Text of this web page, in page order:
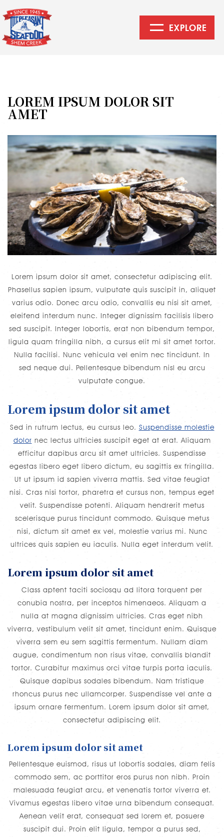
Mount
Pleasant
EXPLORE
LOREM IPSUM DOLOR SIT
AMET
Lorem ipsum dolor sit amet, consectetur adipiscing elit.
Phasellus sapien ipsum, vulputate quis suscipit in, aliquet
varius odio. Donec arcu odio, convallis eu nisi sit amet,
eleifend interdum nunc. Integer dignissim facilisis libero
sed suscipit. Integer lobortis, erat non bibendum tempor,
ligula quam fringilla nibh, a cursus elit mi sit amet tortor.
Nulla facilisi. Nunc vehicula vel enim nec tincidunt. In
sed neque dui. Pellentesque bibendum nisl eu arcu
vulputate congue.
Lorem ipsum dolor sit amet
Sed in rutrum lectus, eu cursus leo. Suspendisse molestie
dolor nec lectus ultricies suscipit eget at erat. Aliquam
efficitur dapibus arcu sit amet ultricies. Suspendisse
egestas libero eget libero dictum, eu sagittis ex fringilla.
Ut ut ipsum id sapien viverra mattis. Sed vitae feugiat
nisi. Cras nisi tortor, pharetra et cursus non, tempus eget
velit. Suspendisse potenti. Aliquam hendrerit metus
scelerisque purus tincidunt commodo. Quisque metus
nisi, dictum sit amet ex vel, molestie varius mi. Nunc
ultrices quis sapien eu iaculis. Nulla eget interdum velit.
Lorem ipsum dolor sit amet
Class aptent taciti sociosqu ad litora torquent per
conubia nostra, per inceptos himenaeos. Aliquam a
nulla at magna dignissim ultricies. Cras eget nibh
viverra, vestibulum velit sit amet, tincidunt enim. Quisque
viverra sem eu sem sagittis fermentum. Nullam diam
augue, condimentum non risus vitae, convallis blandit
tortor. Curabitur maximus orci vitae turpis porta iaculis.
Quisque dapibus sodales bibendum. Nam tristique
rhoncus purus nec ullamcorper. Suspendisse vel ante a
ipsum ornare fermentum. Lorem ipsum dolor sit amet,
consectetur adipiscing elit.
Lorem ipsum dolor sit amet
Pellentesque euismod, risus ut lobortis sodales, diam felis
commodo sem, ac porttitor eros purus non nibh. Proin
malesuada feugiat arcu, et venenatis tortor viverra et.
Vivamus egestas libero vitae urna bibendum consequat.
Aenean velit erat, consequat sed lorem et, posuere
suscipit dui. Proin elit ligula, tempor a purus sed,